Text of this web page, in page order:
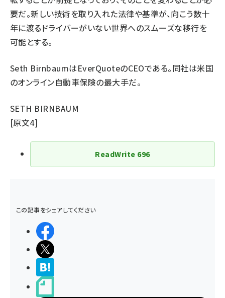
要だ。新しい技術を取り入れた法律や基準が、向こう数十
年に渡るドライバーがいない世界へのスムーズな移行を
可能とする。
Seth BirnbaumはEverQuoteのCEOである。同社は米国
のオンライン自動車保険の最大手だ。
SETH BIRNBAUM
[原文4]
ReadWrite 696
この記事をシェアしてください